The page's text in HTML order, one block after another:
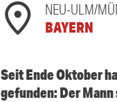
NEU-ULM/
BAYERN
Seit Ende Oktober
gefunden: Der